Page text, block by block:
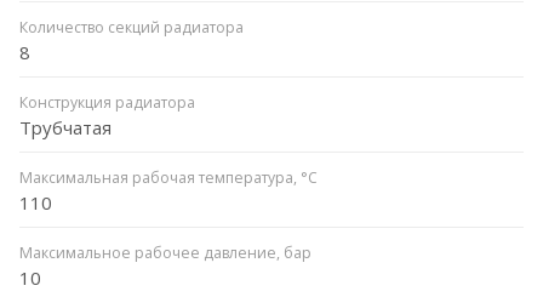
Количество секций радиатора
8
Конструкция радиатора
Трубчатая
Максимальная рабочая температура, °C
110
Максимальное рабочее давление, бар
10